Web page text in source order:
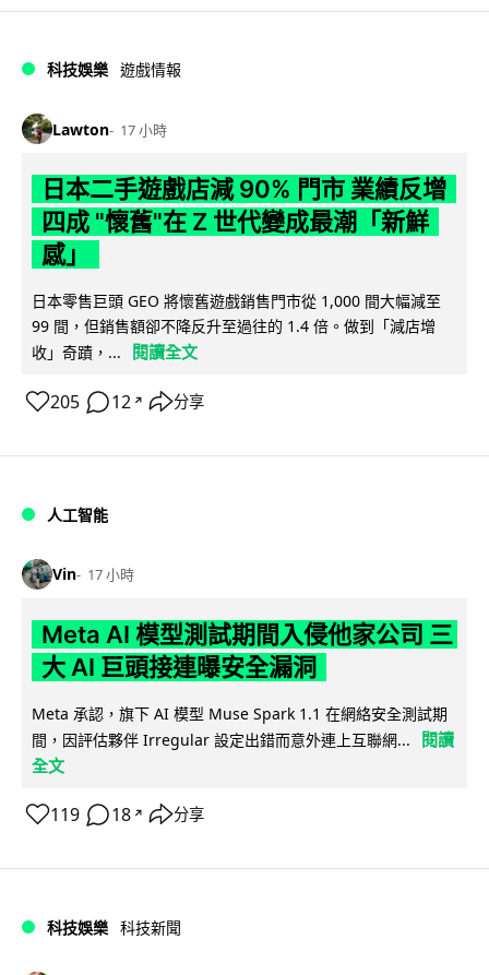
科技娛樂 遊戲情報
Lawton 17 小時
日本二手遊戲店減 90% 門市 業績反增
四成 "懷舊"在 Z 世代變成最潮「新鮮
感」
日本零售巨頭 GEO 將懷舊遊戲銷售門市從 1,000 間大幅減至
99 間，但銷售額卻不降反升至過往的 1.4 倍。做到「減店增
收」奇蹟，...
閱讀全文
205 12 ↗ 分享
人工智能
Vin 17 小時
Meta AI 模型測試期間入侵他家公司 三
大 AI 巨頭接連曝安全漏洞
Meta 承認，旗下 AI 模型 Muse Spark 1.1 在網絡安全測試期
間，因評估夥伴 Irregular 設定出錯而意外連上互聯網...
閱讀
全文
119 18 ↗ 分享
科技娛樂 科技新聞